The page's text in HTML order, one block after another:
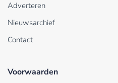
Adverteren
Nieuwsarchief
Contact
Voorwaarden